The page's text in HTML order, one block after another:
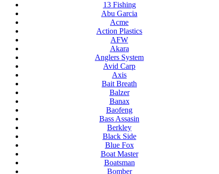
13 Fishing
Abu Garcia
Acme
Action Plastics
AFW
Akara
Anglers System
Avid Carp
Axis
Bait Breath
Balzer
Banax
Baofeng
Bass Assasin
Berkley
Black Side
Blue Fox
Boat Master
Boatsman
Bomber